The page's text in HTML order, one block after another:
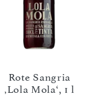
Rote Sangria
‚Lola Mola‘, 1 l